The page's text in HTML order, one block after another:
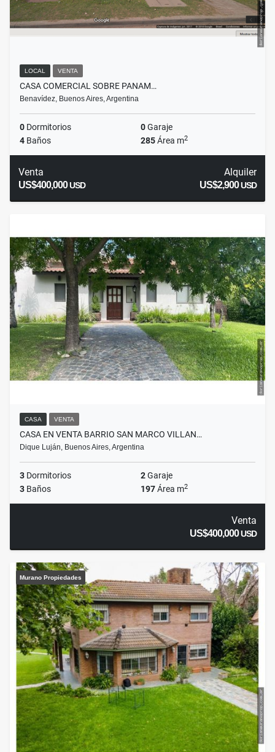
LOCAL VENTA
CASA COMERCIAL SOBRE PANAM…
Benavídez, Buenos Aires, Argentina
0 Dormitorios 0Garaje
4 Baños 285Área m2
Venta
US$400,000USD
Alquiler
US$2,900USD
CASA VENTA
CASA EN VENTA BARRIO SAN MARCO VILLAN…
Dique Luján, Buenos Aires, Argentina
3 Dormitorios 2Garaje
3 Baños 197Área m2
Venta
US$400,000USD
Murano Propiedades